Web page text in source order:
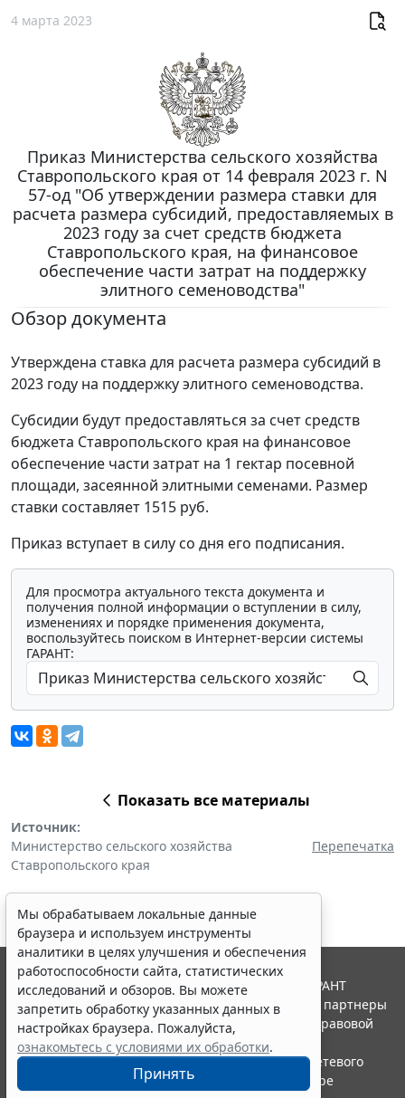
4 марта 2023
Приказ Министерства сельского хозяйства
Ставропольского края от 14 февраля 2023 г. N
57-од "Об утверждении размера ставки для
расчета размера субсидий, предоставляемых в
2023 году за счет средств бюджета
Ставропольского края, на финансовое
обеспечение части затрат на поддержку
элитного семеноводства"
Обзор документа
Утверждена ставка для расчета размера субсидий в
2023 году на поддержку элитного семеноводства.
Субсидии будут предоставляться за счет средств
бюджета Ставропольского края на финансовое
обеспечение части затрат на 1 гектар посевной
площади, засеянной элитными семенами. Размер
ставки составляет 1515 руб.
Приказ вступает в силу со дня его подписания.
Для просмотра актуального текста документа и
получения полной информации о вступлении в силу,
изменениях и порядке применения документа,
воспользуйтесь поиском в Интернет-версии системы
ГАРАНТ:
Показать все материалы
Источник:
Министерство сельского хозяйства
Ставропольского края
Перепечатка
Мы обрабатываем локальные данные
браузера и используем инструменты
аналитики в целях улучшения и обеспечения
работоспособности сайта, статистических
исследований и обзоров. Вы можете
запретить обработку указанных данных в
настройках браузера. Пожалуйста,
ознакомьтесь с условиями их обработки.
Принять
© ООО "НПП "ГАРАНТ-СЕРВИС", 2026. Система ГАРАНТ
выпускается с 1990 года. Компания "Гарант" и ее партнеры
являются участниками Российской ассоциации правовой
информации ГАРАНТ.
Портал ГАРАНТ.РУ зарегистрирован в качестве сетевого
издания Федеральной службой по надзору в сфере